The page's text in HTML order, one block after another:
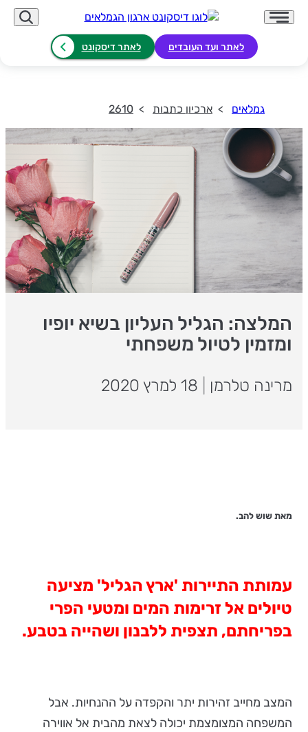
לאתר ועד העובדים לאתר דיסקונט
גמלאים ארכיון כתבות 2610
המלצה: הגליל העליון בשיא יופיו
ומזמין לטיול משפחתי
מרינה טלרמן
מאת שוש להב.
עמותת התיירות 'ארץ הגליל' מציעה
טיולים אל זרימות המים ומטעי הפרי
בפריחתם, תצפית ללבנון ושהייה בטבע.
המצב מחייב זהירות יתר והקפדה על ההנחיות. אבל
המשפחה המצומצמת יכולה לצאת מהבית אל אווירה